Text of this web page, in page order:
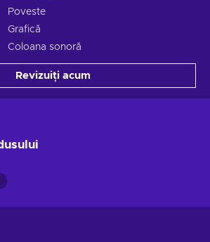
Poveste
Grafică
Coloana sonoră
Revizuiți acum